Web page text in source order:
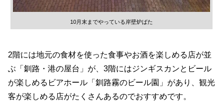
10月末までやっている岸壁炉ばた
2階には地元の食材を使った食事やお酒を楽しめる店が並
ぶ「釧路・港の屋台」が、3階にはジンギスカンとビール
が楽しめるビアホール「釧路霧のビール園」があり、観光
客が楽しめる店がたくさんあるのでおすすめです。